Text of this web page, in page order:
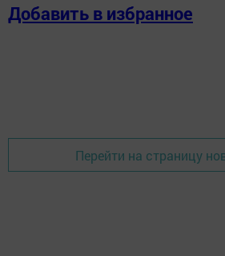
Добавить в избранное
Перейти на страницу